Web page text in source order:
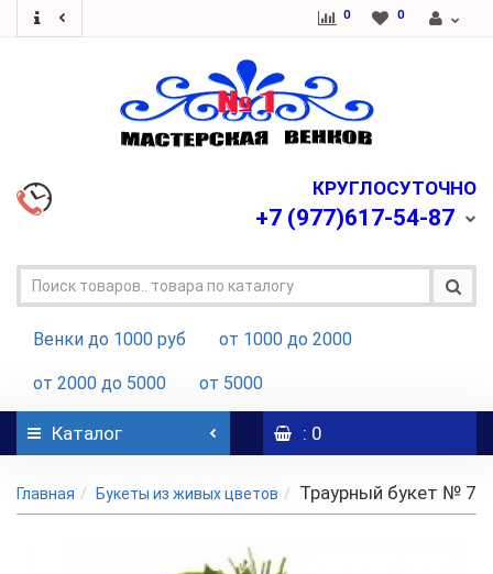
0 0
КРУГЛОСУТОЧНО
+7 (977)617-54-87
Венки до 1000 руб от 1000 до 2000
от 2000 до 5000 от 5000
Каталог : 0
Главная Букеты из живых цветов Траурный букет № 7